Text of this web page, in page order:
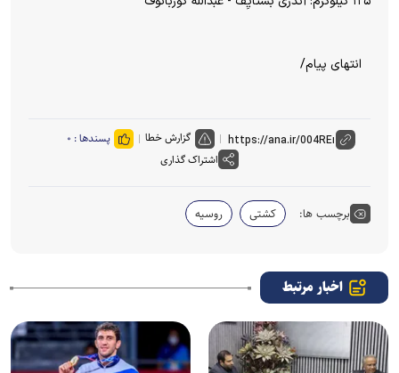
انتهای پیام/
گزارش خطا پسندها : ۰
اشتراک گذاری
برچسب ها: کشتی روسیه
اخبار مرتبط